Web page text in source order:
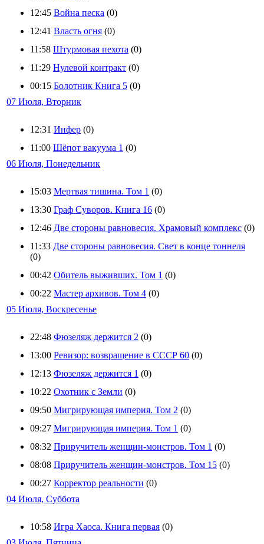
12:45 Война песка (0)
12:41 Власть огня (0)
11:58 Штурмовая пехота (0)
11:29 Нулевой контракт (0)
00:15 Болотник Книга 5 (0)
07 Июля, Вторник
12:31 Инфер (0)
11:00 Шёпот вакуума 1 (0)
06 Июля, Понедельник
15:03 Мертвая тишина. Том 1 (0)
13:30 Граф Суворов. Книга 16 (0)
12:46 Две стороны равновесия. Храмовый комплекс (0)
11:33 Две стороны равновесия. Свет в конце тоннеля
(0)
00:42 Обитель выживших. Том 1 (0)
00:22 Мастер архивов. Том 4 (0)
05 Июля, Воскресенье
22:48 Фюзеляж держится 2 (0)
13:00 Ревизор: возвращение в СССР 60 (0)
12:13 Фюзеляж держится 1 (0)
10:22 Охотник с Земли (0)
09:50 Мигрирующая империя. Том 2 (0)
09:27 Мигрирующая империя. Том 1 (0)
08:32 Приручитель женщин-монстров. Том 1 (0)
08:08 Приручитель женщин-монстров. Том 15 (0)
00:27 Корректор реальности (0)
04 Июля, Суббота
10:58 Игра Хаоса. Книга первая (0)